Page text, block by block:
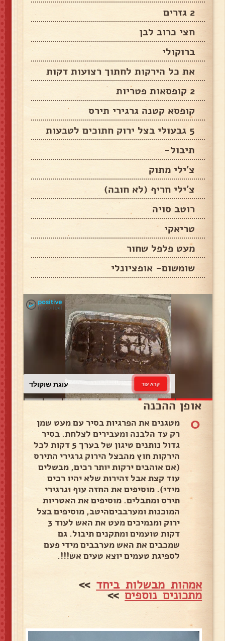
2 גזרים
חצי כרוב לבן
ברוקולי
את כל הירקות לחתוך רצועות דקות
2 קופסאות פטריות
קופסא קטנה גרגירי תירס
5 גבעולי בצל ירוק חתוכים לטבעות
תיבול-
צ'ילי מתוק
צ'ילי חריף (לא חובה)
רוטב סויה
טריאקי
מעט פלפל שחור
שומשום- אופציונלי
עוגת שוקולד קרא עוד
אופן ההכנה
0
מטגנים את הפרגיות בסיר עם מעט שמן
רק עד הלבנה ומעבירים לצלחת. בסיר
גדול נותנים טיגון של בערך 5 דקות לכל
הירקות חוץ מהבצל הירוק גרגירי התירס
(אם אוהבים ירקות יותר רכים, מבשלים
עוד קצת אבל זהירות שלא יהיו רכים
מידי). מוסיפים את החזה עוף וגרגירי
תירס ומתבלים. מוסיפים את האטריות
המוכנות ומערבביםהיטב, מוסיפים בצל
ירוק ומנמיכים מעט את האש לעוד 3
דקות טועמים ומתקנים תיבול. גם
שמכבים את האש מערבבים מידי פעם
לספיגת טעמים יוצא טעים אש!!!.
אמהות מבשלות ביחד >>
מתכונים נוספים>>